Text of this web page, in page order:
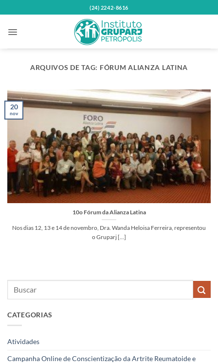
to
(24) 2242-8616
ARQUIVOS DE TAG: FÓRUM ALIANZA LATINA
10o Fórum da Alianza Latina
Nos dias 12, 13 e 14 de novembro, Dra. Wanda Heloisa Ferreira, representou
o Gruparj [...]
20
nov
CATEGORIAS
Atividades
Campanha Online de Conscientização da Artrite Reumatoide e